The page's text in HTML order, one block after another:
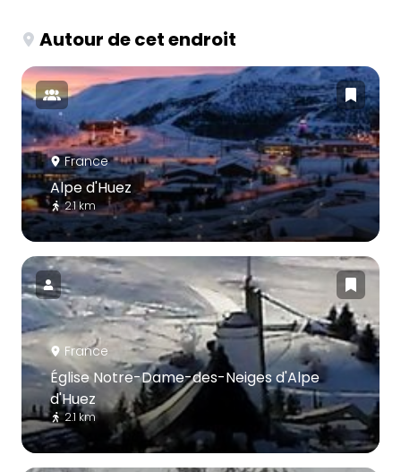
Autour de cet endroit
France
Alpe d'Huez
2.1 km
France
Église Notre-Dame-des-Neiges d'Alpe
d'Huez
2.1 km